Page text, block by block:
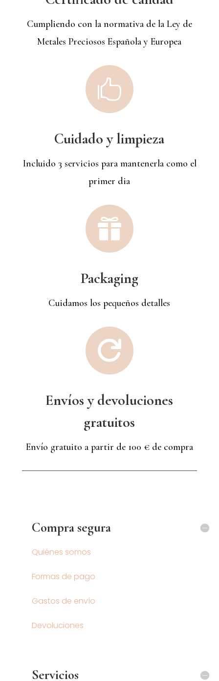
Cumpliendo con la normativa de la Ley de
Metales Preciosos Española y Europea

Cuidado y limpieza
Incluido 3 servicios para mantenerla como el
primer dia

Packaging
Cuidamos los pequeños detalles

Envíos y devoluciones
gratuitos
Envío gratuito a partir de 100 € de compra
Compra segura
Quiénes somos
Formas de pago
Gastos de envío
Devoluciones
Servicios